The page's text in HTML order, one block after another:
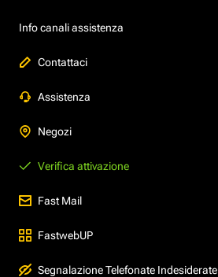
Info canali assistenza
Contattaci
Assistenza
Negozi
Verifica attivazione
Fast Mail
FastwebUP
Segnalazione Telefonate Indesiderate